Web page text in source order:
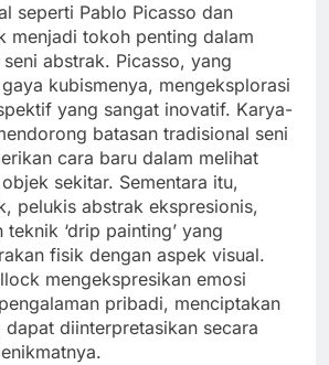
seperti Pablo Picasso dan
menjadi tokoh penting dalam
abstrak. Picasso, yang
kubismenya, mengeksplorasi
yang sangat inovatif. Karya-
batasan tradisional seni
cara baru dalam melihat
sekitar. Sementara itu,
pelukis abstrak ekspresionis,
‘drip painting’ yang
fisik dengan aspek visual.
mengekspresikan emosi
pribadi, menciptakan
dapat diinterpretasikan secara